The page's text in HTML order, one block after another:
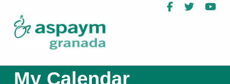
Facebook
Twitter
My Calendar